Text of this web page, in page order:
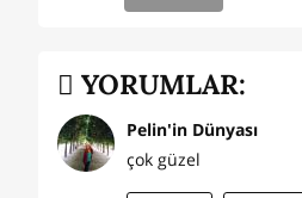
YORUMLAR:
Pelin'in Dünyası
çok güzel